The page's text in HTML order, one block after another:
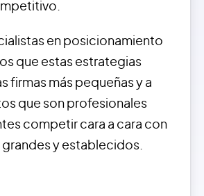
en posicionamiento
que estas estrategias
firmas más pequeñas y a
que son profesionales
competir cara a cara con
grandes y establecidos.